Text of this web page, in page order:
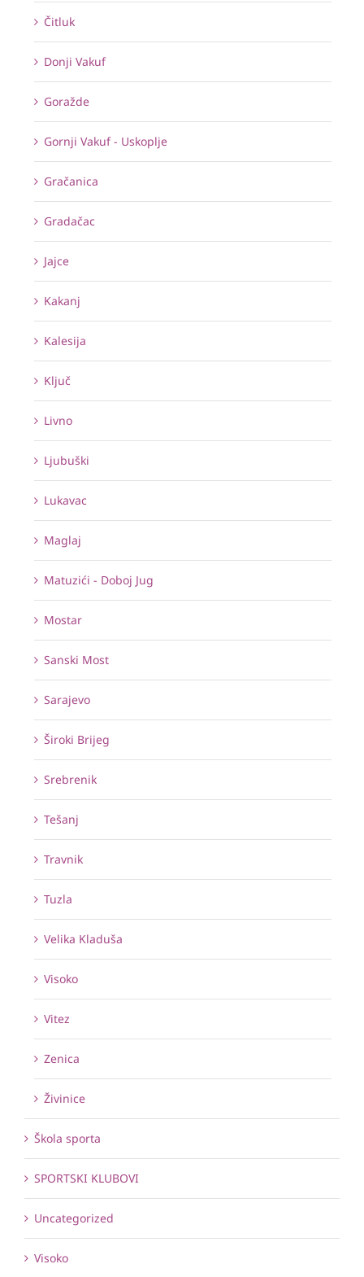
Čitluk
Donji Vakuf
Goražde
Gornji Vakuf - Uskoplje
Gračanica
Gradačac
Jajce
Kakanj
Kalesija
Ključ
Livno
Ljubuški
Lukavac
Maglaj
Matuzići - Doboj Jug
Mostar
Sanski Most
Sarajevo
Široki Brijeg
Srebrenik
Tešanj
Travnik
Tuzla
Velika Kladuša
Visoko
Vitez
Zenica
Živinice
Škola sporta
SPORTSKI KLUBOVI
Uncategorized
Visoko